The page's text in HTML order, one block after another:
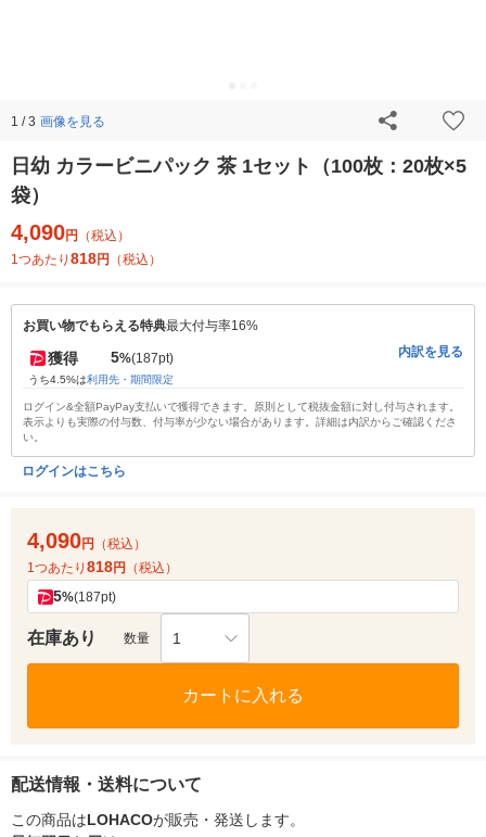
1 / 3 画像を見る
日幼 カラービニパック 茶 1セット（100枚：20枚×5
袋）
4,090円
（税込）
1つあたり 818円 （税込）
お買い物でもらえる特典最大付与率16%
獲得 5%(187pt)
うち4.5%は利用先・期間限定
内訳を見る
ログイン&全額PayPay支払いで獲得できます。原則として税抜金額に対し付与されます。
表示よりも実際の付与数、付与率が少ない場合があります。詳細は内訳からご確認くださ
い。
ログインはこちら
4,090円
（税込）
1つあたり 818円 （税込）
5%(187pt)
在庫あり 数量 1
カートに入れる
配送情報・送料について
この商品はLOHACOが販売・発送します。